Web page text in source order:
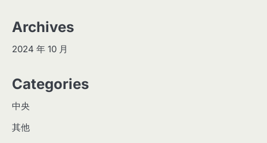
Archives
2024 年 10 月
Categories
中央
其他
2
3